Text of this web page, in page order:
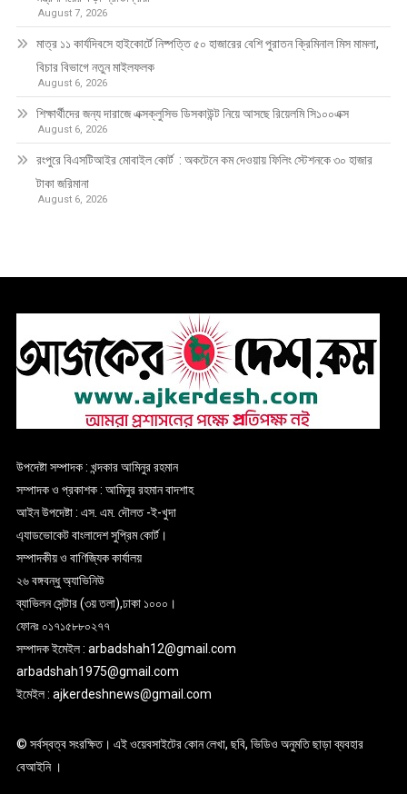
August 7, 2026
মাত্র ১১ কার্যদিবসে হাইকোর্টে নিষ্পত্তি ৫০ হাজারের বেশি পুরাতন ক্রিমিনাল মিস মামলা,
বিচার বিভাগে নতুন মাইলফলক
August 6, 2026
শিক্ষার্থীদের জন্য দারাজে এক্সক্লুসিভ ডিসকাউন্ট নিয়ে আসছে রিয়েলমি সি১০০এক্স
August 6, 2026
রংপুরে বিএসটিআইর মোবাইল কোর্ট : অকটেনে কম দেওয়ায় ফিলিং স্টেশনকে ৩০ হাজার
টাকা জরিমানা
August 6, 2026
উপদেষ্টা সম্পাদক : খন্দকার আমিনুর রহমান
সম্পাদক ও প্রকাশক : আমিনুর রহমান বাদশাহ
আইন উপদেষ্টা : এস. এম. দৌলত -ই-খুদা
এ্যাডভোকেট বাংলাদেশ সুপ্রিম কোর্ট।
সম্পাদকীয় ও বাণিজ্যিক কার্যালয়
২৬ বঙ্গবন্ধু অ্যাভিনিউ
ব্যাভিলন সেন্টার (৩য় তলা),ঢাকা ১০০০।
ফোনঃ ০১৭১৫৮৮০২৭৭
সম্পাদক ইমেইল : arbadshah12@gmail.com
arbadshah1975@gmail.com
ইমেইল : ajkerdeshnews@gmail.com
© সর্বস্বত্ব সংরক্ষিত। এই ওয়েবসাইটের কোন লেখা, ছবি, ভিডিও অনুমতি ছাড়া ব্যবহার
বেআইনি ।